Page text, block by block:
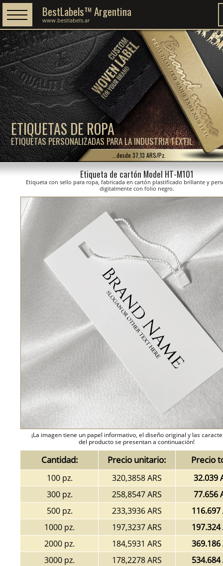
ETIQUETAS DE ROPA
ETIQUETAS PERSONALIZADAS PARA LA INDUSTRIA TEXTIL
BestLabels™ Argentina
www.bestlabels.ar
...desde 37,13 ARS/Pz.
Etiqueta de cartón Model HT-M101
Etiqueta con sello para ropa, fabricada en cartón plastificado brillante y
digitalmente con folio negro.
¡La imagen tiene un papel informativo, el diseño original y las
del producto se presentan a continuación!
Cantidad: Precio unitario: Precio
100 pz. 320,3858 ARS
32.039
300 pz.
258,8547 ARS
77.656
500 pz.
233,3936 ARS
116.697
1000 pz.
197,3237 ARS
197.324
2000 pz.
184,5931 ARS
369.186
3000 pz.
178,2278 ARS
534.684